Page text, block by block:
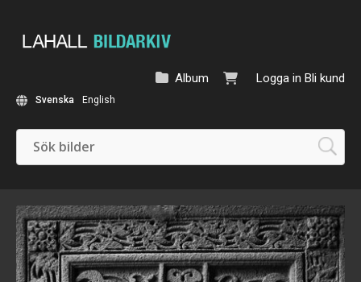
Logga in Bli kund
Album
Svenska English